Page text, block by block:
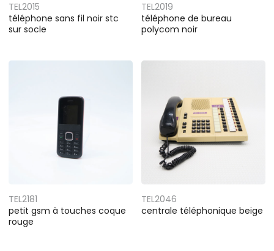
TEL2015
téléphone sans fil noir stc
sur socle
TEL2019
téléphone de bureau
polycom noir
TEL2181
petit gsm à touches coque
rouge
TEL2046
centrale téléphonique beige